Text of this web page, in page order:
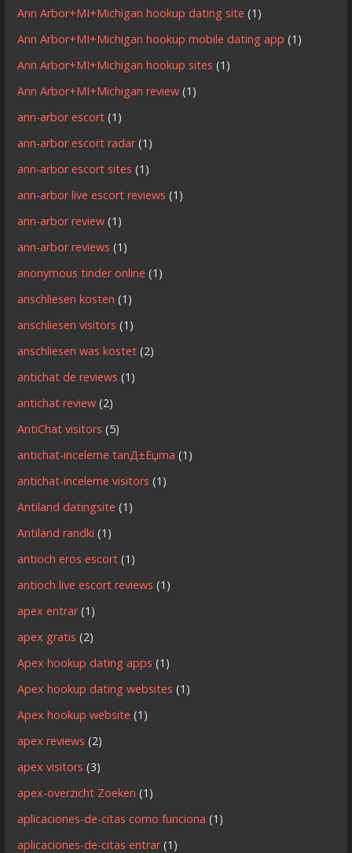
Ann Arbor+MI+Michigan hookup dating site (1)
Ann Arbor+MI+Michigan hookup mobile dating app (1)
Ann Arbor+MI+Michigan hookup sites (1)
Ann Arbor+MI+Michigan review (1)
ann-arbor escort (1)
ann-arbor escort radar(1)
ann-arbor escort sites (1)
ann-arbor live escort reviews (1)
ann-arbor review (1)
ann-arbor reviews (1)
anonymous tinder online (1)
anschliesen kosten (1)
anschliesen visitors (1)
anschliesen was kostet (2)
antichat de reviews (1)
antichat review (2)
AntiChat visitors (5)
antichat-inceleme tanД±Еџma (1)
antichat-inceleme visitors (1)
Antiland datingsite (1)
Antiland randki (1)
antioch eros escort (1)
antioch live escort reviews (1)
apex entrar(1)
apex gratis (2)
Apex hookup dating apps (1)
Apex hookup dating websites (1)
Apex hookup website (1)
apex reviews (2)
apex visitors (3)
apex-overzicht Zoeken (1)
aplicaciones-de-citas como funciona (1)
aplicaciones-de-citas entrar(1)